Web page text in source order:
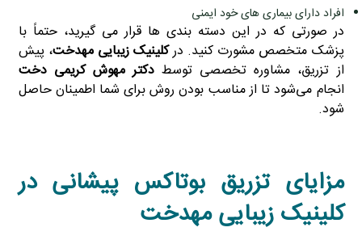
افراد دارای بیماری های خود ایمنی
در صورتی که در این دسته‌ بندی‌ ها قرار می‌ گیرید، حتماً با
پزشک متخصص مشورت کنید. درکلینیک زیبایی مهدخت، پیش
از تزریق، مشاوره تخصصی توسطدکتر مهوش کریمی دخت
انجام می‌شود تا از مناسب بودن روش برای شما اطمینان حاصل
شود.
مزایای تزریق بوتاکس پیشانی در
کلینیک زیبایی مهدخت